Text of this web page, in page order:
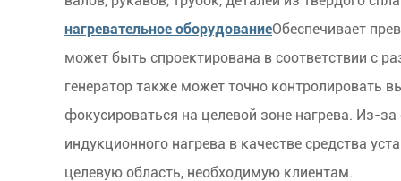
нагревательное оборудованиеОбеспечивает
может быть спроектирована в соответствии с
генератор также может точно контролировать
фокусироваться на целевой зоне нагрева. Из-
индукционного нагрева в качестве средства
целевую область, необходимую клиентам.